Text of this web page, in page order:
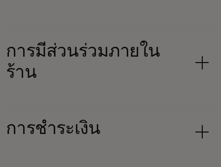
การมีส่วนร่วมภายใน
ร้าน
การชำระเงิน